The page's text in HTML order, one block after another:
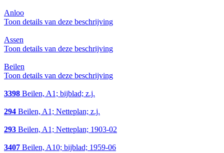
Anloo
Toon details van deze beschrijving
Assen
Toon details van deze beschrijving
Beilen
Toon details van deze beschrijving
3398 Beilen, A1; bijblad; z.j.
294 Beilen, A1; Netteplan; z.j.
293 Beilen, A1; Netteplan; 1903-02
3407 Beilen, A10; bijblad; 1959-06